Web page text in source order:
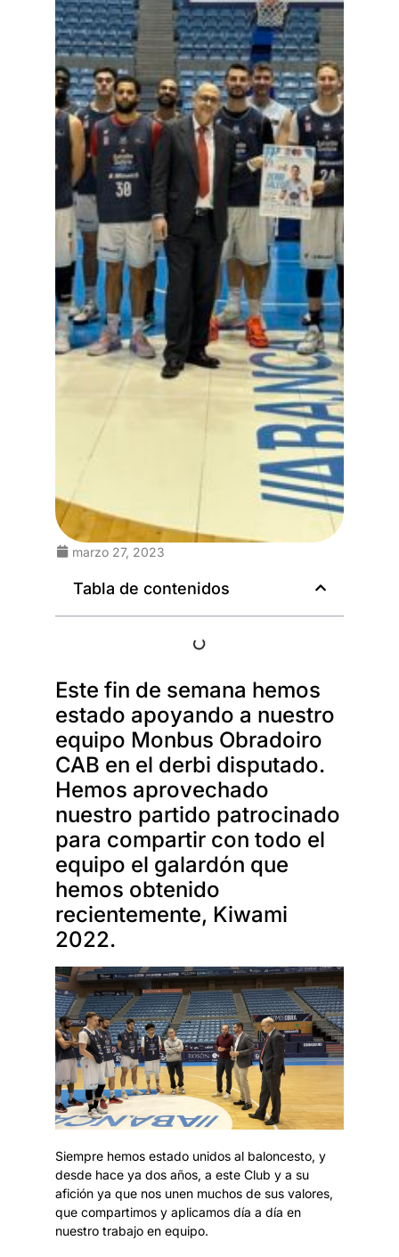
marzo 27, 2023
Tabla de contenidos
Este fin de semana hemos
estado apoyando a nuestro
equipo Monbus Obradoiro
CAB en el derbi disputado.
Hemos aprovechado
nuestro partido patrocinado
para compartir con todo el
equipo el galardón que
hemos obtenido
recientemente, Kiwami
2022.
Siempre hemos estado unidos al baloncesto, y
desde hace ya dos años, a este Club y a su
afición ya que nos unen muchos de sus valores,
que compartimos y aplicamos día a día en
nuestro trabajo en equipo.